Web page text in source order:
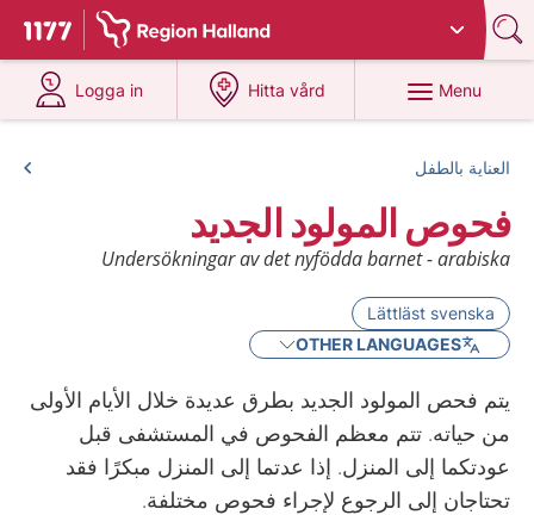
To start page for 1177
Du har valt region Halland
Logga in
at 1177.se
Hitta vård
at 1177.se
Menu
العناية بالطفل
فحوص المولود الجديد
Undersökningar av det nyfödda barnet - arabiska
Lättläst svenska
OTHER LANGUAGES
يتم فحص المولود الجديد بطرق عديدة خلال الأيام الأولى
من حياته. تتم معظم الفحوص في المستشفى قبل
عودتكما إلى المنزل. إذا عدتما إلى المنزل مبكرًا فقد
تحتاجان إلى الرجوع لإجراء فحوص مختلفة.